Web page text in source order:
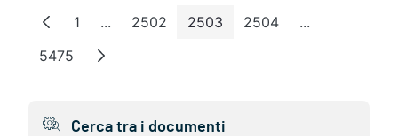
Pagina
1 ...Pagine intermedie
Pagina
2502 Pagina
2503 Pagina
2504 ...Pagine
Pagina
5475
Cerca tra i documenti